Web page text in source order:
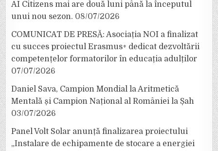
AI Citizens mai are două luni până la începutul
unui nou sezon. 08/07/2026
COMUNICAT DE PRESĂ: Asociația NOI a finalizat
cu succes proiectul Erasmus+ dedicat dezvoltării
competențelor formatorilor în educația adulților
07/07/2026
Daniel Sava, Campion Mondial la Aritmetică
Mentală și Campion Național al României la Șah
03/07/2026
Panel Volt Solar anunță finalizarea proiectului
„Instalare de echipamente de stocare a energiei